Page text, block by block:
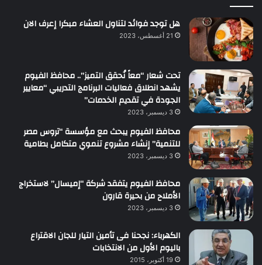
هل توجد فوائد لتناول العشاء مبكرا إعرف الان
21 أغسطس، 2023
تحت شعار “معاً نُحقق التميز”.. محافظ الفيوم
يشهد انطلاق فعاليات البرنامج التدريبي “معايير
الجودة في تقديم الخدمات”
3 ديسمبر، 2023
محافظ الفيوم يبحث مع مؤسسة “تروس مصر
للتنمية” إنشاء مشروع تنموي متكامل بطامية
3 ديسمبر، 2023
محافظ الفيوم يتفقد شركة “إميسال” لاستخراج
الأملاح من بحيرة قارون
3 ديسمبر، 2023
الكهرباء: نجحنا فى تأمين التيار للجان الاقتراع
باليوم الأول من الانتخابات
19 أكتوبر، 2015